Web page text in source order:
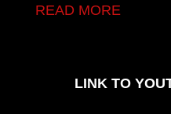
READ MORE
LINK TO